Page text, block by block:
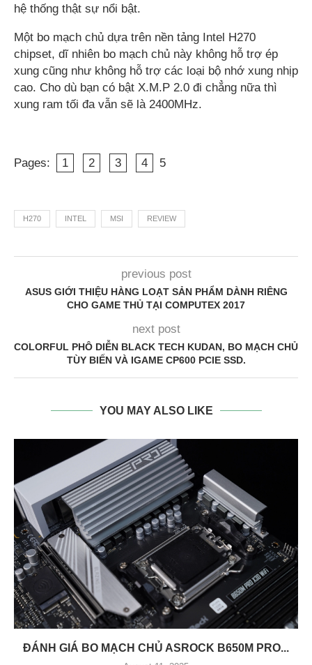
hệ thống thật sự nổi bật.
Một bo mạch chủ dựa trên nền tảng Intel H270
chipset, dĩ nhiên bo mạch chủ này không hỗ trợ ép
xung cũng như không hỗ trợ các loại bộ nhớ xung nhịp
cao. Cho dù bạn có bật X.M.P 2.0 đi chẳng nữa thì
xung ram tối đa vẫn sẽ là 2400MHz.
Pages: 1 2 3 4 5
H270 INTEL MSI REVIEW
previous post
ASUS GIỚI THIỆU HÀNG LOẠT SẢN PHẨM DÀNH RIÊNG
CHO GAME THỦ TẠI COMPUTEX 2017
next post
COLORFUL PHÔ DIỄN BLACK TECH KUDAN, BO MẠCH CHỦ
TÙY BIẾN VÀ IGAME CP600 PCIE SSD.
YOU MAY ALSO LIKE
ĐÁNH GIÁ BO MẠCH CHỦ ASROCK B650M PRO...